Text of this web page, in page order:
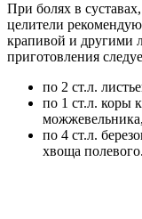
При болях в
целители
крапивой и другими
приготовления
по 2 ст.л.
по 1 ст.л. коры
по 4 ст.л.
хвоща полевого.